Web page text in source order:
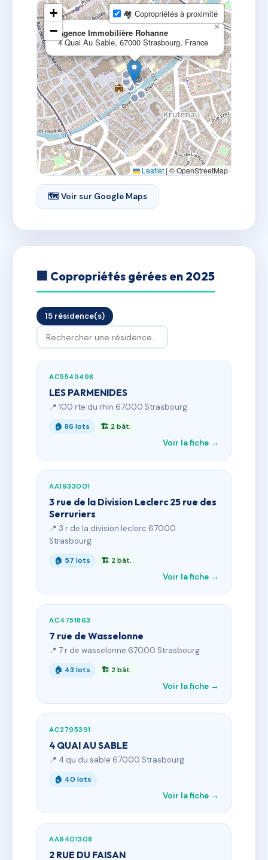
Agence Immobilière Rohanne
4 Quai Au Sable, 67000 Strasbourg, France
×
+
−
🏘 Copropriétés à proximité
Leaflet | © OpenStreetMap
🗺 Voir sur Google Maps
🏢 Copropriétés gérées en 2025
15 résidence(s)
AC5549498
LES PARMENIDES
📍 100 rte du rhin 67000 Strasbourg
🏠 86 lots 🏗 2 bât.
Voir la fiche →
AA1933001
3 rue de la Division Leclerc 25 rue des
Serruriers
📍 3 r de la division leclerc 67000
Strasbourg
🏠 57 lots 🏗 2 bât.
Voir la fiche →
AC4751863
7 rue de Wasselonne
📍 7 r de wasselonne 67000 Strasbourg
🏠 43 lots 🏗 2 bât.
Voir la fiche →
AC2795391
4 QUAI AU SABLE
📍 4 qu du sable 67000 Strasbourg
🏠 40 lots
Voir la fiche →
AA9401308
2 RUE DU FAISAN